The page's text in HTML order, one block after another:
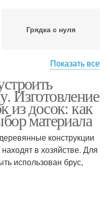
Грядка с нуля
Культуры на грядке
Показать все
Изготовление
из досок: как
материала
конструкции
в хозяйстве. Для
использован брус,